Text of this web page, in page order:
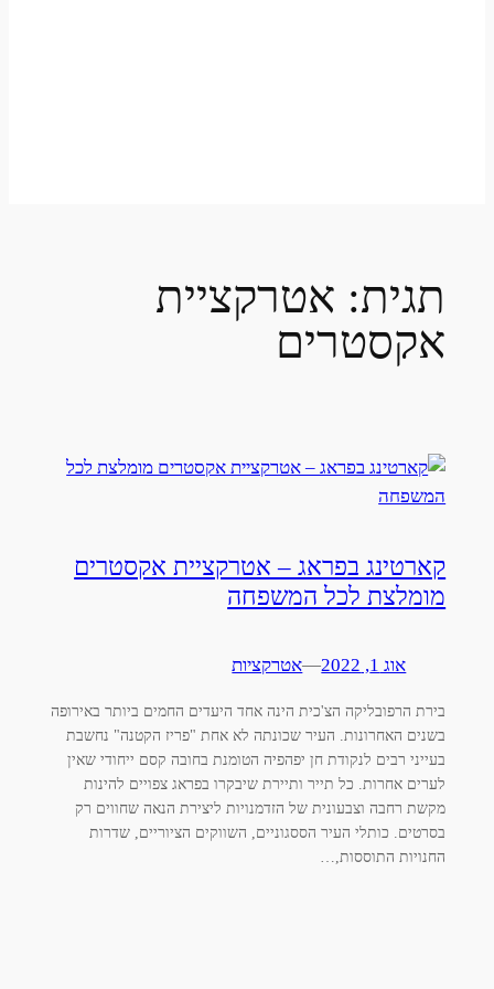
תגית: אטרקציית
אקסטרים
קארטינג בפראג – אטרקציית אקסטרים
מומלצת לכל המשפחה
אוג 1, 2022 —אטרקציות
בירת הרפובליקה הצ'כית הינה אחד היעדים החמים ביותר באירופה
בשנים האחרונות. העיר שכונתה לא אחת "פריז הקטנה" נחשבת
בעייני רבים לנקודת חן יפהפיה הטומנת בחובה קסם ייחודי שאין
לערים אחרות. כל תייר ותיירת שיבקרו בפראג צפויים להינות
מקשת רחבה וצבעונית של הזדמנויות ליצירת הנאה שחווים רק
בסרטים. כותלי העיר הססגוניים, השווקים הציוריים, שדרות
החנויות התוססות,…